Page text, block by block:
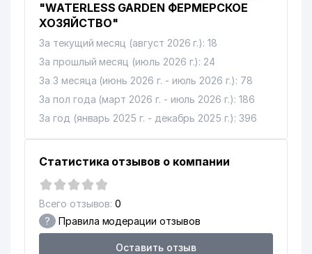
"WATERLESS GARDEN ФЕРМЕРСКОЕ
ХОЗЯЙСТВО"
За текущий месяц (август 2026 г.): 18
За прошлый месяц (июль 2026 г.): 24
За 3 месяца (июнь 2026 г. - июль 2026 г.): 78
За пол года (март 2026 г. - июль 2026 г.): 186
За год (январь 2025 г. - декабрь 2025 г.): 396
Статистика отзывов о компании
Всего отзывов: 0
? Правила модерации отзывов
Оставить отзыв